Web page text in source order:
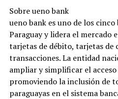
Sobre ueno bank
ueno bank es uno de los
Paraguay y lidera el mercado
tarjetas de débito, tarjetas de
transacciones. La entidad
ampliar y simplificar el
promoviendo la inclusión de
paraguayas en el sistema